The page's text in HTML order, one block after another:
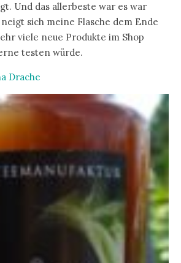
Und das allerbeste war es war
sich meine Flasche dem Ende
viele neue Produkte im Shop
testen würde.
Drache